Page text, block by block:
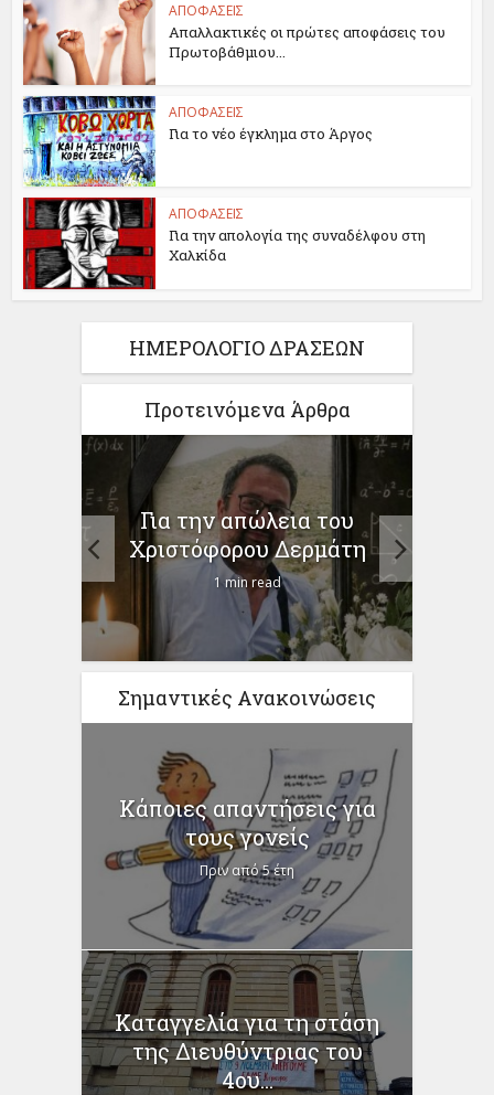
ΑΠΟΦΑΣΕΙΣ
Απαλλακτικές οι πρώτες αποφάσεις του
Πρωτοβάθμιου...
ΑΠΟΦΑΣΕΙΣ
Για το νέο έγκλημα στο Άργος
ΑΠΟΦΑΣΕΙΣ
Για την απολογία της συναδέλφου στη
Χαλκίδα
ΗΜΕΡΟΛΟΓΙΟ ΔΡΑΣΕΩΝ
Προτεινόμενα Άρθρα
Για την απώλεια του
Χριστόφορου Δερμάτη
1 min read
Σημαντικές Ανακοινώσεις
Κάποιες απαντήσεις για
τους γονείς
Πριν από 5 έτη
Καταγγελία για τη στάση
της Διευθύντριας του
4ου...